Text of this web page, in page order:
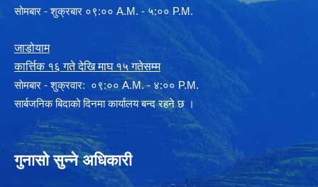
सोमबार - शुक्रबार ०९:०० A.M. - ५:०० P.M.
जाडोयाम
कार्त्तिक १६ गते देखि माघ १५ गतेसम्म
साेमबार - शुक्रवार: ०९:०० A.M. - ४:०० P.M.
सार्बजनिक बिदाको दिनमा कार्यालय बन्द रहने छ ।
गुनासो सुन्ने अधिकारी